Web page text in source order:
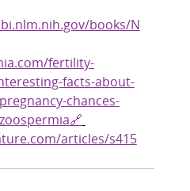
books/N
fertility-
facts-about-
chances-
articles/s415